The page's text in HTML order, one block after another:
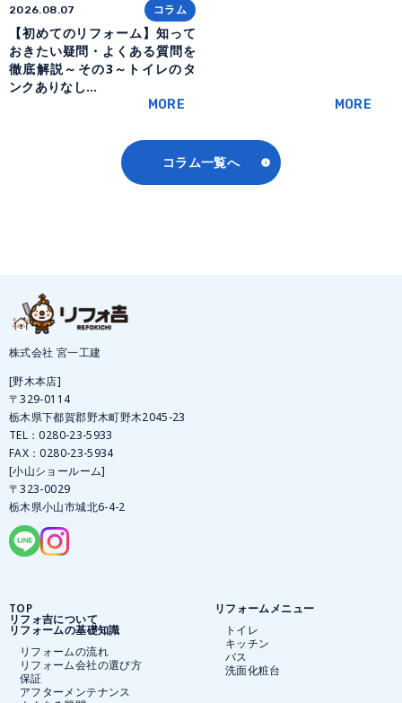
2026.08.07 コラム
【初めてのリフォーム】知って
おきたい疑問・よくある質問を
徹底解説～その3～トイレのタ
ンクありなし…
MORE MORE
コラム一覧へ
株式会社 宮一工建
[野木本店]
〒329-0114
栃木県下都賀郡野木町野木2045-23
TEL：0280-23-5933
FAX：0280-23-5934
[小山ショールーム]
〒323-0029
栃木県小山市城北6-4-2
TOP
リフォ吉について
リフォームの基礎知識
リフォームの流れ
リフォーム会社の選び方
保証
アフターメンテナンス
リフォームメニュー
トイレ
キッチン
バス
洗面化粧台